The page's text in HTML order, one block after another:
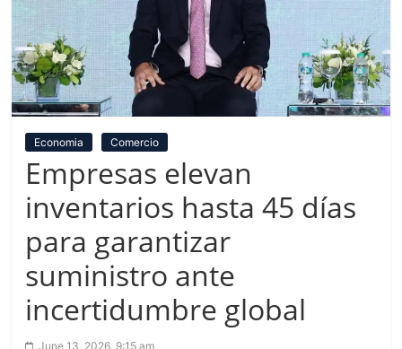
Economia Comercio
Empresas elevan
inventarios hasta 45 días
para garantizar
suministro ante
incertidumbre global
June 13, 2026, 9:15 am